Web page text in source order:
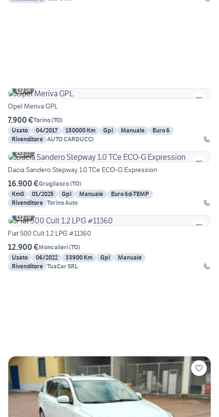
14
Opel Meriva GPL
7.900 €Torino(TO)
Usato
04/2017 150000 Km Gpl Manuale
Euro 6
Rivenditore AUTO CARDUCCI
22
Dacia Sandero Stepway 1.0 TCe ECO-G Expression
16.900 €Grugliasco(TO)
Km0
01/2025 Gpl Manuale
Euro 6d-TEMP
Rivenditore Torino Auto
24
Fiat 500 Cult 1.2 LPG #11360
12.900 €Moncalieri(TO)
Usato
06/2022 33900 Km Gpl
Manuale
Rivenditore TuaCar SRL